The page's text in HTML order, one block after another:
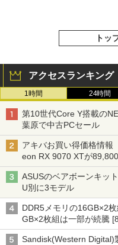
トッ
アクセスランキング
1時間 24時間
第10世代Core Y搭載の
葉原で中古PCセール
アキバお買い得価格情報
eon RX 9070 XTが
ニターが9,801円、暑さ
ASUSのベアボーンキッ
U別に3モデル
DDR5メモリの16GB×2
GB×2枚組は一部が続騰
Sandisk(Western Digital)